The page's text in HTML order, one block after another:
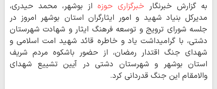
به گزارش خبرنگار خبرگزاری حوزه از بوشهر، محمد حیدری،
مدیرکل بنیاد شهید و امور ایثارگران استان بوشهر امروز در
جلسه شورای ترویج و توسعه فرهنگ ایثار و شهادت شهرستان
دشتی، با گرامیداشت یاد و خاطره قائد شهید امت اسلامی و
شهدای جنگ اقتدار رمضان، از حضور باشکوه مردم شریف
استان بوشهر و شهرستان دشتی در آیین تشییع شهدای
والامقام این جنگ قدردانی کرد.